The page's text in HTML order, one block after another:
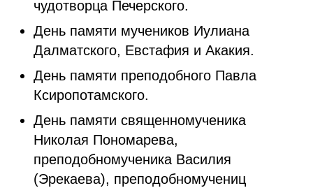
чудотворца Печерского.
День памяти мучеников Иулиана
Далматского, Евстафия и Акакия.
День памяти преподобного Павла
Ксиропотамского.
День памяти священномученика
Николая Пономарева,
преподобномученика Василия
(Эрекаева), преподобномучениц